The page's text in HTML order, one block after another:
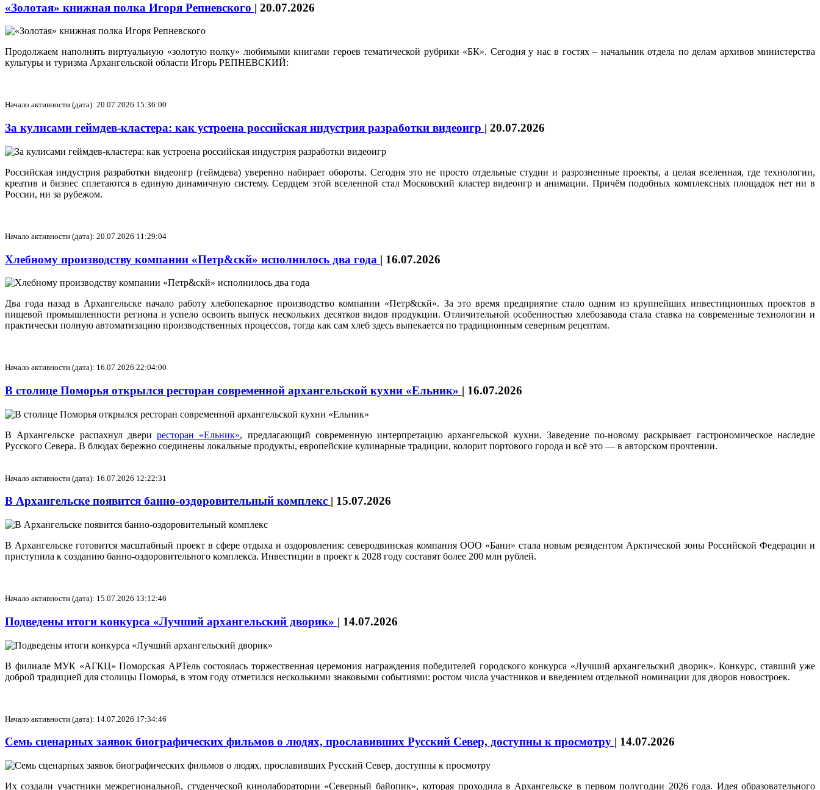
«Золотая» книжная полка Игоря Репневского | 20.07.2026
Продолжаем наполнять виртуальную «золотую полку» любимыми книгами героев тематической рубрики «БК». Сегодня у нас в гостях – начальник отдела по делам архивов министерства
культуры и туризма Архангельской области Игорь РЕПНЕВСКИЙ:
Начало активности (дата): 20.07.2026 15:36:00
За кулисами геймдев-кластера: как устроена российская индустрия разработки видеоигр | 20.07.2026
Российская индустрия разработки видеоигр (геймдева) уверенно набирает обороты. Сегодня это не просто отдельные студии и разрозненные проекты, а целая вселенная, где технологии,
креатив и бизнес сплетаются в единую динамичную систему. Сердцем этой вселенной стал Московский кластер видеоигр и анимации. Причём подобных комплексных площадок нет ни в
России, ни за рубежом.
Начало активности (дата): 20.07.2026 11:29:04
Хлебному производству компании «Петр&скй» исполнилось два года | 16.07.2026
Два года назад в Архангельске начало работу хлебопекарное производство компании «Петр&скй». За это время предприятие стало одним из крупнейших инвестиционных проектов в
пищевой промышленности региона и успело освоить выпуск нескольких десятков видов продукции. Отличительной особенностью хлебозавода стала ставка на современные технологии и
практически полную автоматизацию производственных процессов, тогда как сам хлеб здесь выпекается по традиционным северным рецептам.
Начало активности (дата): 16.07.2026 22:04:00
В столице Поморья открылся ресторан современной архангельской кухни «Ельник» | 16.07.2026
В Архангельске распахнул двериресторан «Ельник», предлагающий современную интерпретацию архангельской кухни. Заведение по‑новому раскрывает гастрономическое наследие
Русского Севера. В блюдах бережно соединены локальные продукты, европейские кулинарные традиции, колорит портового города и всё это — в авторском прочтении.
Начало активности (дата): 16.07.2026 12:22:31
В Архангельске появится банно‑оздоровительный комплекс | 15.07.2026
В Архангельске готовится масштабный проект в сфере отдыха и оздоровления: северодвинская компания ООО «Бани» стала новым резидентом Арктической зоны Российской Федерации и
приступила к созданию банно‑оздоровительного комплекса. Инвестиции в проект к 2028 году составят более 200 млн рублей.
Начало активности (дата): 15.07.2026 13:12:46
Подведены итоги конкурса «Лучший архангельский дворик» | 14.07.2026
В филиале МУК «АГКЦ» Поморская АРТель состоялась торжественная церемония награждения победителей городского конкурса «Лучший архангельский дворик». Конкурс, ставший уже
доброй традицией для столицы Поморья, в этом году отметился несколькими знаковыми событиями: ростом числа участников и введением отдельной номинации для дворов новостроек.
Начало активности (дата): 14.07.2026 17:34:46
Семь сценарных заявок биографических фильмов о людях, прославивших Русский Север, доступны к просмотру | 14.07.2026
Их создали участники межрегиональной, студенческой кинолаборатории «Северный байопик», которая проходила в Архангельске в первом полугодии 2026 года. Идея образовательного